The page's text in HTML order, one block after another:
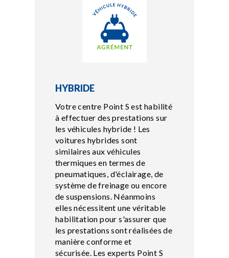
HYBRIDE
Votre centre Point S est habilité
à effectuer des prestations sur
les véhicules hybride ! Les
voitures hybrides sont
similaires aux véhicules
thermiques en termes de
pneumatiques, d'éclairage, de
système de freinage ou encore
de suspensions. Néanmoins
elles nécessitent une véritable
habilitation pour s'assurer que
les prestations sont réalisées de
manière conforme et
sécurisée. Les experts Point S